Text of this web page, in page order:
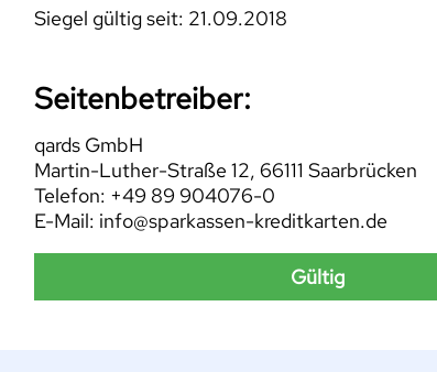
Siegel gültig seit: 21.09.2018
Seitenbetreiber:
qards GmbH
Martin-Luther-Straße 12, 66111 Saarbrücken
Telefon: +49 89 904076-0
E-Mail: info@sparkassen-kreditkarten.de
Gültig